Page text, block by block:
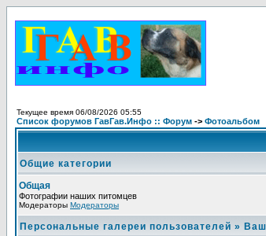
Текущее время 06/08/2026 05:55
Список форумов ГавГав.Инфо :: Форум -> Фотоальбом
Общие категории
Общая
Фотографии наших питомцев
Модераторы Модераторы
Персональные галереи пользователей »